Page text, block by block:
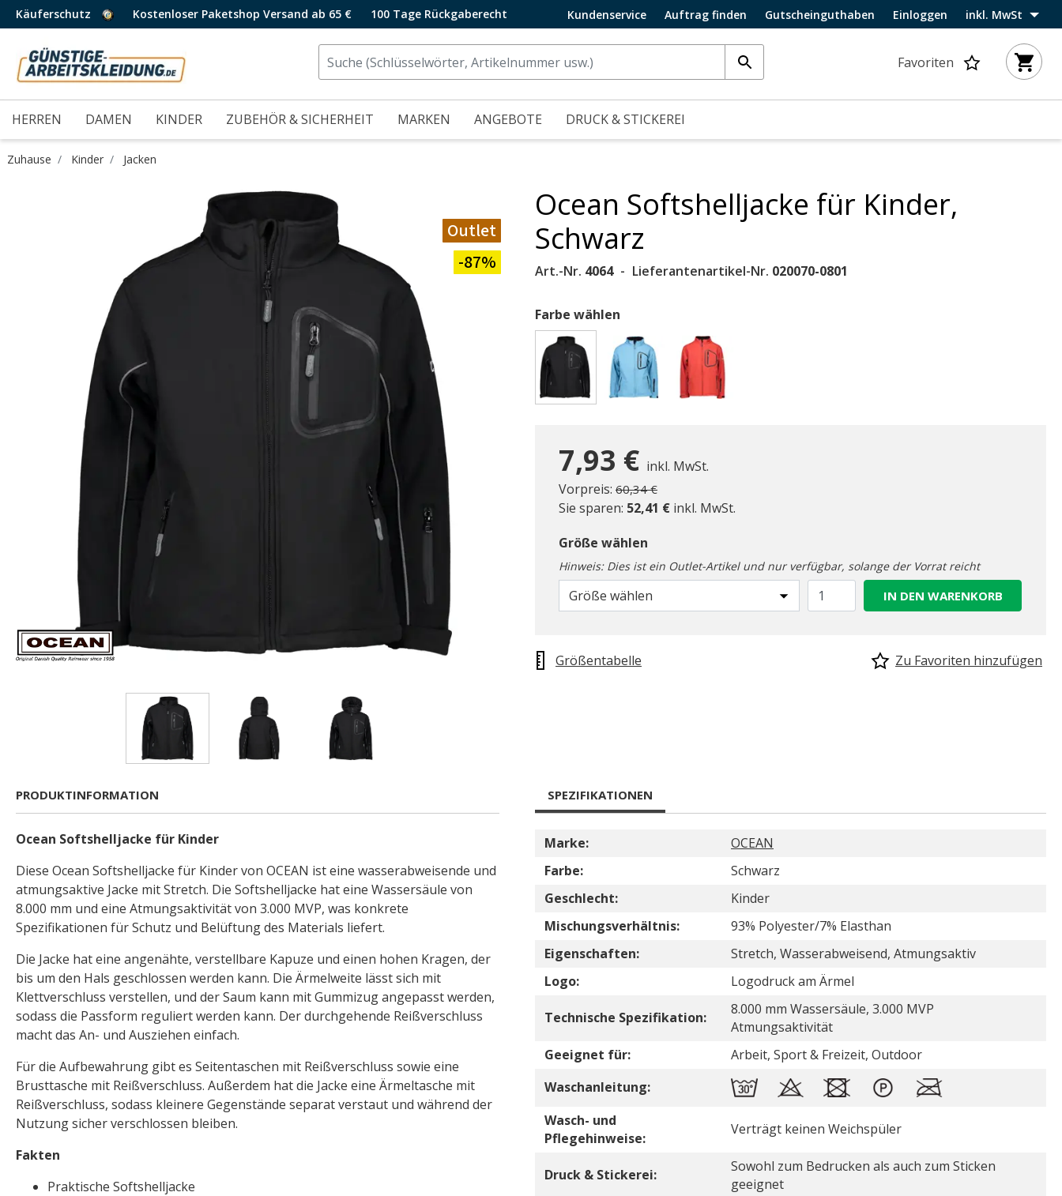
Käuferschutz Kostenloser Paketshop Versand ab 65 € 100 Tage Rückgaberecht Kundenservice Auftrag finden Gutscheinguthaben Einloggen inkl. MwSt
Favoriten
HERREN DAMEN KINDER ZUBEHÖR & SICHERHEIT MARKEN ANGEBOTE DRUCK & STICKEREI
Zuhause Kinder Jacken
Outlet
-87%
Ocean Softshelljacke für Kinder,
Schwarz
Art.-Nr. 4064 Lieferantenartikel-Nr. 020070-0801
Farbe wählen
7,93 € inkl. MwSt.
Vorpreis: Preis reduziert ab
60,34 €zu
Sie sparen: 52,41 € inkl. MwSt.
Größe wählen
Hinweis: Dies ist ein Outlet-Artikel und nur verfügbar, solange der Vorrat reicht
Größe wählen IN DEN WARENKORB
Größentabelle Zu Favoriten hinzufügen
PRODUKTINFORMATION
Ocean Softshelljacke für Kinder
Diese Ocean Softshelljacke für Kinder von OCEAN ist eine wasserabweisende und
atmungsaktive Jacke mit Stretch. Die Softshelljacke hat eine Wassersäule von
8.000 mm und eine Atmungsaktivität von 3.000 MVP, was konkrete
Spezifikationen für Schutz und Belüftung des Materials liefert.
Die Jacke hat eine angenähte, verstellbare Kapuze und einen hohen Kragen, der
bis um den Hals geschlossen werden kann. Die Ärmelweite lässt sich mit
Klettverschluss verstellen, und der Saum kann mit Gummizug angepasst werden,
sodass die Passform reguliert werden kann. Der durchgehende Reißverschluss
macht das An- und Ausziehen einfach.
Für die Aufbewahrung gibt es Seitentaschen mit Reißverschluss sowie eine
Brusttasche mit Reißverschluss. Außerdem hat die Jacke eine Ärmeltasche mit
Reißverschluss, sodass kleinere Gegenstände separat verstaut und während der
Nutzung sicher verschlossen bleiben.
Fakten
Praktische Softshelljacke
SPEZIFIKATIONEN
Marke:
OCEAN
Farbe:
Schwarz
Geschlecht:
Kinder
Mischungsverhältnis:
93% Polyester/7% Elasthan
Eigenschaften:
Stretch, Wasserabweisend, Atmungsaktiv
Logo:
Logodruck am Ärmel
Technische Spezifikation:
8.000 mm Wassersäule, 3.000 MVP
Atmungsaktivität
Geeignet für:
Arbeit, Sport & Freizeit, Outdoor
Waschanleitung:
Wasch- und
Pflegehinweise:
Verträgt keinen Weichspüler
Druck & Stickerei:
Sowohl zum Bedrucken als auch zum Sticken
geeignet